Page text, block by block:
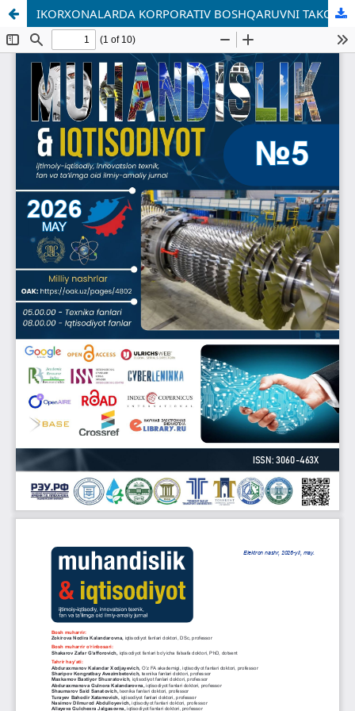
IKORXONALARDA KORPORATIV BOSHQARUVNI TAKOMILLASHTIRISHNING ZAMONAVIY YONDASHUVLARI VA INSTITUTSIONAL OMILLARI